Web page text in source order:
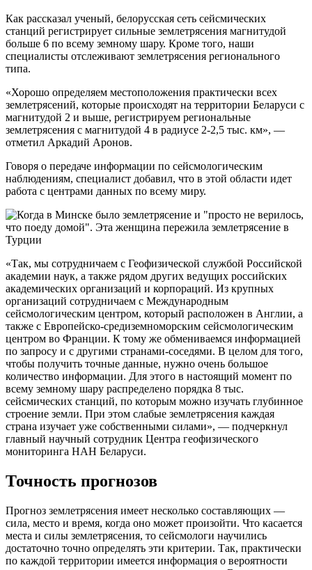
Как рассказал ученый, белорусская сеть сейсмических
станций регистрирует сильные землетрясения магнитудой
больше 6 по всему земному шару. Кроме того, наши
специалисты отслеживают землетрясения регионального
типа.
«Хорошо определяем местоположения практически всех
землетрясений, которые происходят на территории Беларуси с
магнитудой 2 и выше, регистрируем региональные
землетрясения с магнитудой 4 в радиусе 2-2,5 тыс. км», —
отметил Аркадий Аронов.
Говоря о передаче информации по сейсмологическим
наблюдениям, специалист добавил, что в этой области идет
работа с центрами данных по всему миру.
«Так, мы сотрудничаем с Геофизической службой Российской
академии наук, а также рядом других ведущих российских
академических организаций и корпораций. Из крупных
организаций сотрудничаем с Международным
сейсмологическим центром, который расположен в Англии, а
также с Европейско-средиземноморским сейсмологическим
центром во Франции. К тому же обмениваемся информацией
по запросу и с другими странами-соседями. В целом для того,
чтобы получить точные данные, нужно очень большое
количество информации. Для этого в настоящий момент по
всему земному шару распределено порядка 8 тыс.
сейсмических станций, по которым можно изучать глубинное
строение земли. При этом слабые землетрясения каждая
страна изучает уже собственными силами», — подчеркнул
главный научный сотрудник Центра геофизического
мониторинга НАН Беларуси.
Точность прогнозов
Прогноз землетрясения имеет несколько составляющих —
сила, место и время, когда оно может произойти. Что касается
места и силы землетрясения, то сейсмологи научились
достаточно точно определять эти критерии. Так, практически
по каждой территории имеется информация о вероятности